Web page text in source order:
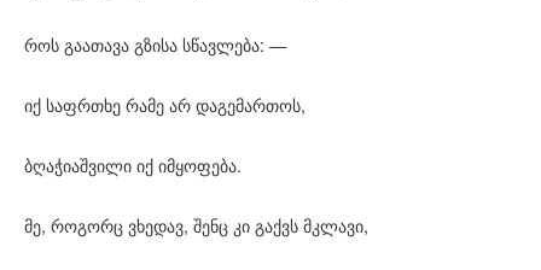
როს გაათავა გზისა სწავლება: —
იქ საფრთხე რამე არ დაგემართოს,
ბღაჭიაშვილი იქ იმყოფება.
მე, როგორც ვხედავ, შენც კი გაქვს მკლავი,